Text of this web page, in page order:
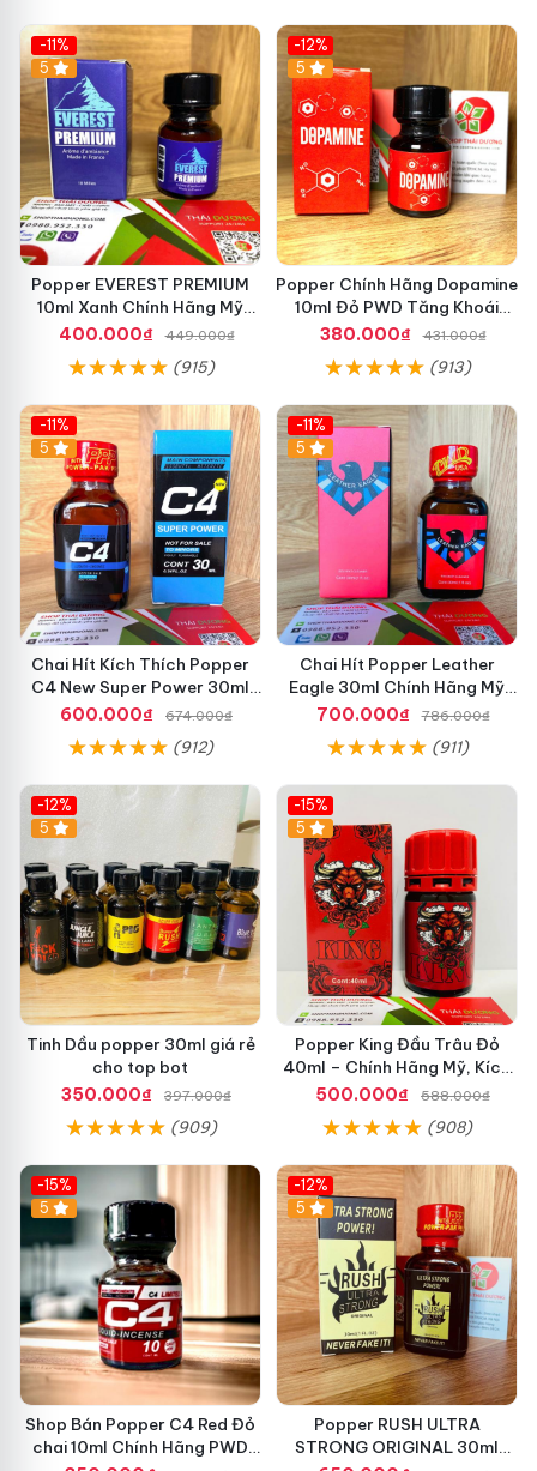
-11%
5
Popper EVEREST PREMIUM
10ml Xanh Chính Hãng Mỹ
USA
400.000₫ 449.000₫
(915)
-12%
5
Popper Chính Hãng Dopamine
10ml Đỏ PWD Tăng Khoái
Cảm
380.000₫ 431.000₫
(913)
-11%
5
Chai Hít Kích Thích Popper
C4 New Super Power 30ml
Chính Hãng Mỹ USA
600.000₫ 674.000₫
(912)
-11%
5
Chai Hít Popper Leather
Eagle 30ml Chính Hãng Mỹ
USA PWD
700.000₫ 786.000₫
(911)
-12%
5
Tinh Dầu popper 30ml giá rẻ
cho top bot
350.000₫
397.000₫
(909)
-15%
5
Popper King Đầu Trâu Đỏ
40ml – Chính Hãng Mỹ, Kích
Thích Cực Mạnh Cho Top &
500.000₫ 588.000₫
(908)
-15%
5
Shop Bán Popper C4 Red Đỏ
chai 10ml Chính Hãng PWD
-12%
5
Popper RUSH ULTRA
STRONG ORIGINAL 30ml